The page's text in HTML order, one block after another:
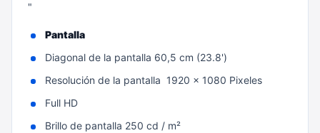
"
Pantalla
Diagonal de la pantalla 60,5 cm (23.8')
Resolución de la pantalla 1920 x 1080 Pixeles
Full HD
Brillo de pantalla 250 cd / m²